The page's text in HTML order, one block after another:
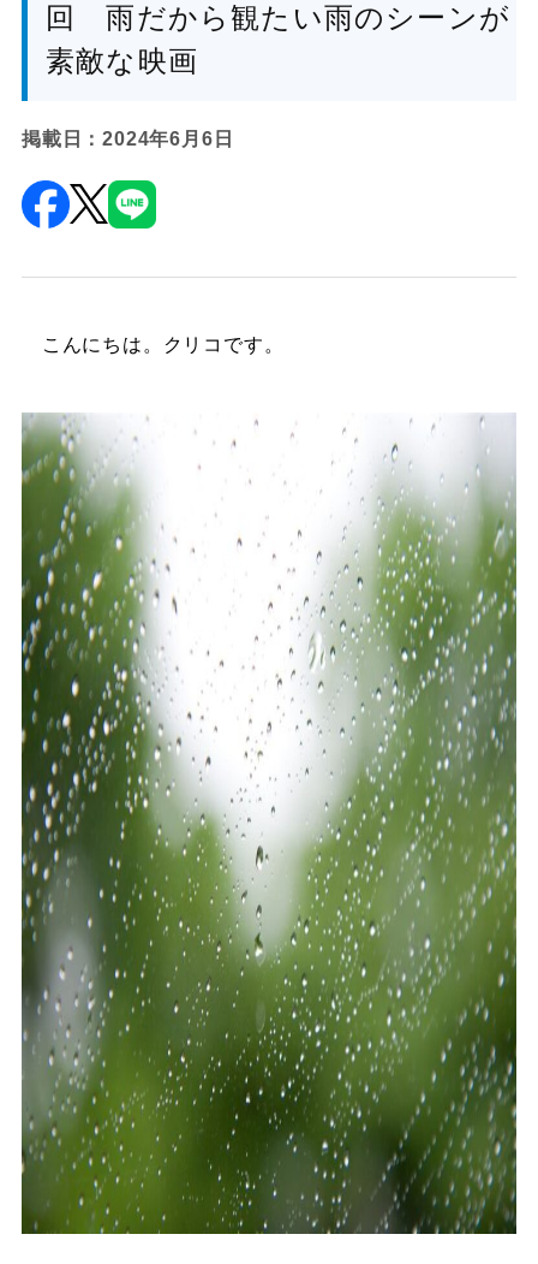
回 雨だから観たい雨のシーンが
素敵な映画
掲載日：2024年6月6日
こんにちは。クリコです。